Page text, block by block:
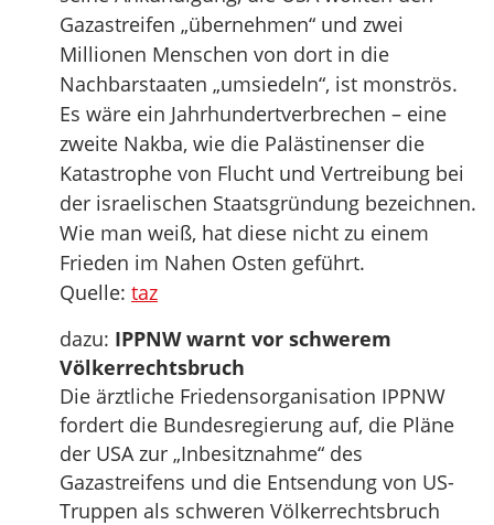
Gazastreifen „übernehmen“ und zwei
Millionen Menschen von dort in die
Nachbarstaaten „umsiedeln“, ist monströs.
Es wäre ein Jahrhundertverbrechen – eine
zweite Nakba, wie die Palästinenser die
Katastrophe von Flucht und Vertreibung bei
der israelischen Staatsgründung bezeichnen.
Wie man weiß, hat diese nicht zu einem
Frieden im Nahen Osten geführt.
Quelle: taz
dazu: IPPNW warnt vor schwerem
Völkerrechtsbruch
Die ärztliche Friedensorganisation IPPNW
fordert die Bundesregierung auf, die Pläne
der USA zur „Inbesitznahme“ des
Gazastreifens und die Entsendung von US-
Truppen als schweren Völkerrechtsbruch